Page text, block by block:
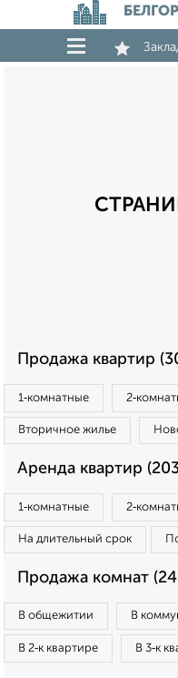
Продажа квартир
1‑комнатные
Вторичное жилье
Аренда квартир
1‑комнатные
На длительный срок
Продажа комнат
В общежитии В
В 2‑к квартире В 3‑к